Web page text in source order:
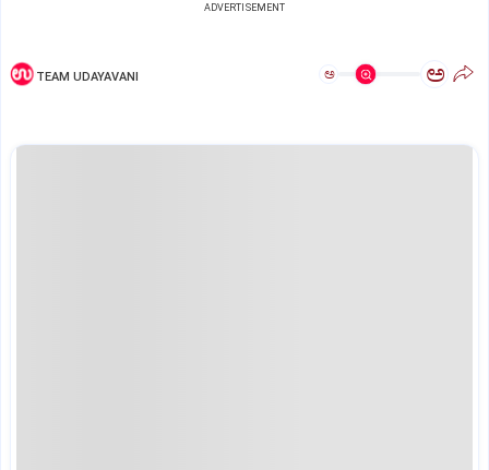
ADVERTISEMENT
TEAM UDAYAVANI ಅ ಅ